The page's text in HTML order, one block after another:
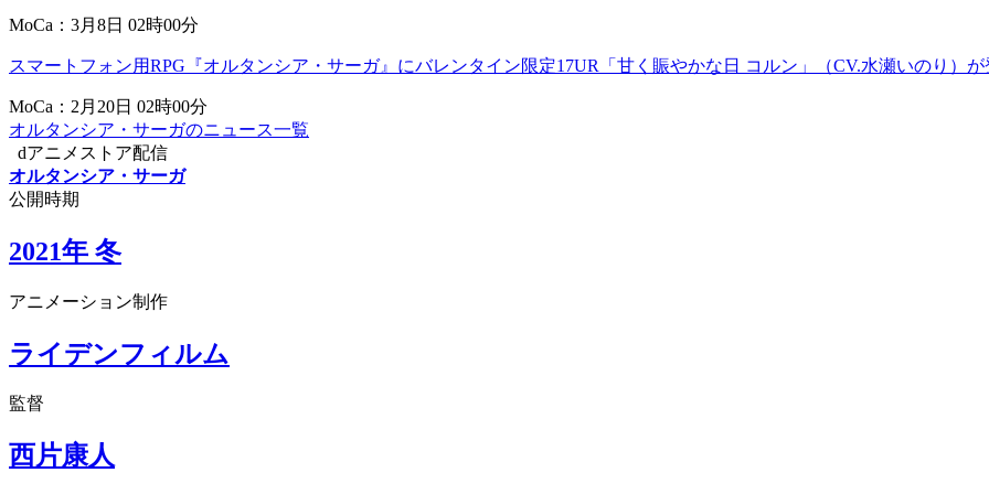
MoCa：3月8日 02時00分
スマートフォン用RPG『オルタンシア・サーガ』にバレンタイン限定17UR「甘く賑やかな日 コルン」（CV.水瀬いのり）が
MoCa：2月20日 02時00分
オルタンシア・サーガのニュース一覧
dアニメストア配信
オルタンシア・サーガ
公開時期
2021年 冬
アニメーション制作
ライデンフィルム
監督
西片康人